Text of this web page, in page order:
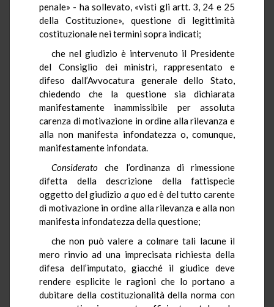
penale» - ha sollevato, «visti gli artt. 3, 24 e 25
della Costituzione», questione di legittimità
costituzionale nei termini sopra indicati;
che nel giudizio è intervenuto il Presidente
del Consiglio dei ministri, rappresentato e
difeso dall’Avvocatura generale dello Stato,
chiedendo che la questione sia dichiarata
manifestamente inammissibile per assoluta
carenza di motivazione in ordine alla rilevanza e
alla non manifesta infondatezza o, comunque,
manifestamente infondata.
Considerato che l’ordinanza di rimessione
difetta della descrizione della fattispecie
oggetto del giudizio a quoed è del tutto carente
di motivazione in ordine alla rilevanza e alla non
manifesta infondatezza della questione;
che non può valere a colmare tali lacune il
mero rinvio ad una imprecisata richiesta della
difesa dell’imputato, giacché il giudice deve
rendere esplicite le ragioni che lo portano a
dubitare della costituzionalità della norma con